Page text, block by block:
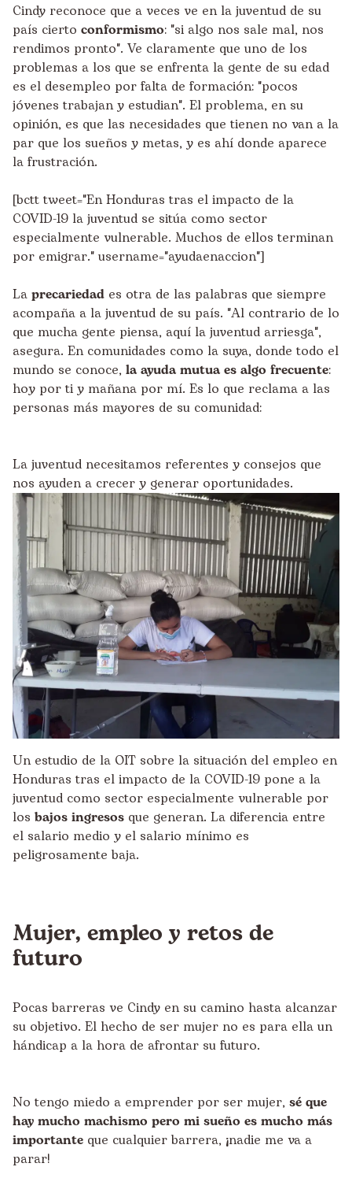
Cindy reconoce que a veces ve en la juventud de su
país cierto conformismo: "si algo nos sale mal, nos
rendimos pronto". Ve claramente que uno de los
problemas a los que se enfrenta la gente de su edad
es el desempleo por falta de formación: "pocos
jóvenes trabajan y estudian". El problema, en su
opinión, es que las necesidades que tienen no van a la
par que los sueños y metas, y es ahí donde aparece
la frustración.
[bctt tweet="En Honduras tras el impacto de la
COVID-19 la juventud se sitúa como sector
especialmente vulnerable. Muchos de ellos terminan
por emigrar." username="ayudaenaccion"]
La precariedad es otra de las palabras que siempre
acompaña a la juventud de su país. "Al contrario de lo
que mucha gente piensa, aquí la juventud arriesga",
asegura. En comunidades como la suya, donde todo el
mundo se conoce, la ayuda mutua es algo frecuente:
hoy por ti y mañana por mí. Es lo que reclama a las
personas más mayores de su comunidad:
La juventud necesitamos referentes y consejos que
nos ayuden a crecer y generar oportunidades.
Un estudio de la OIT sobre la situación del empleo en
Honduras tras el impacto de la COVID-19 pone a la
juventud como sector especialmente vulnerable por
los bajos ingresos que generan. La diferencia entre
el salario medio y el salario mínimo es
peligrosamente baja.
Mujer, empleo y retos de
futuro
Pocas barreras ve Cindy en su camino hasta alcanzar
su objetivo. El hecho de ser mujer no es para ella un
hándicap a la hora de afrontar su futuro.
No tengo miedo a emprender por ser mujer, sé que
hay mucho machismo pero mi sueño es mucho más
importante que cualquier barrera, ¡nadie me va a
parar!